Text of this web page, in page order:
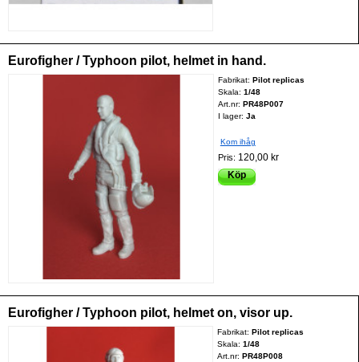
Eurofigher / Typhoon pilot, helmet in hand.
Fabrikat: Pilot replicas
Skala: 1/48
Art.nr: PR48P007
I lager: Ja
Kom ihåg
Pris: 120,00 kr
Köp
Eurofigher / Typhoon pilot, helmet on, visor up.
Fabrikat:Pilot replicas
Skala:1/48
Art.nr:PR48P008